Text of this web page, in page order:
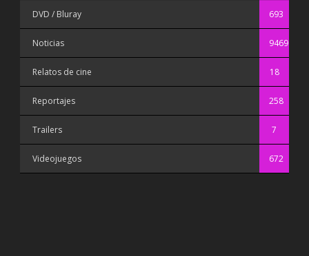
DVD / Bluray 693
Noticias 9469
Relatos de cine 18
Reportajes 258
Trailers 7
Videojuegos 672